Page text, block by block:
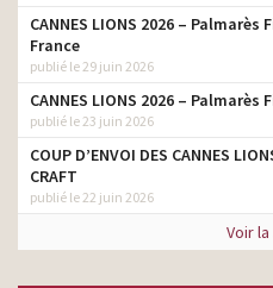
CANNES LIONS 2026 –
France
publié le 29 juin 2026
CANNES LIONS 2026 –
publié le 23 juin 2026
COUP D’ENVOI DES CANNES
CRAFT
publié le 22 juin 2026
Voir